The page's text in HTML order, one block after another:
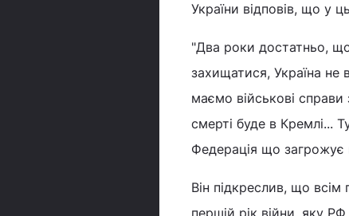
України відповів, що у
"Два роки достатньо,
захищатися, Україна не
маємо військові
смерті буде в Кремлі...
Федерація що загрожує
Він підкреслив, що
першій рік війни, яку